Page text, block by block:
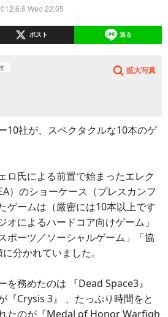
Wed 22:05
ポスト 送る
拡大写真
10社が、スペクタクルな10本のゲ
ロ氏による前置で始まったエレク
）のショーケース（プレスカンフ
ゲームは（厳密には10本以上です
オによるハードコア向けゲーム」
ポーツ／ソーシャルゲーム」「協
分かれていました。
を務めたのは 『Dead Space3』
『Crysis 3』 、たっぷり時間をと
たのが『Medal of Honor Warfigh